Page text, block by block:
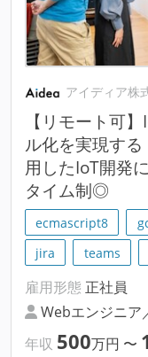
アイディア株
【リモート可
ル化を実現す
用したIoT開発
タイム制◎
ecmascript8
jira
teams
雇用形態 正社員
Webエンジニア
年収 500万円 〜